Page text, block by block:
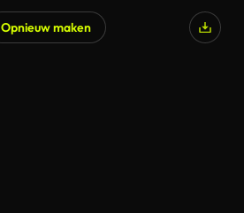
Opnieuw maken